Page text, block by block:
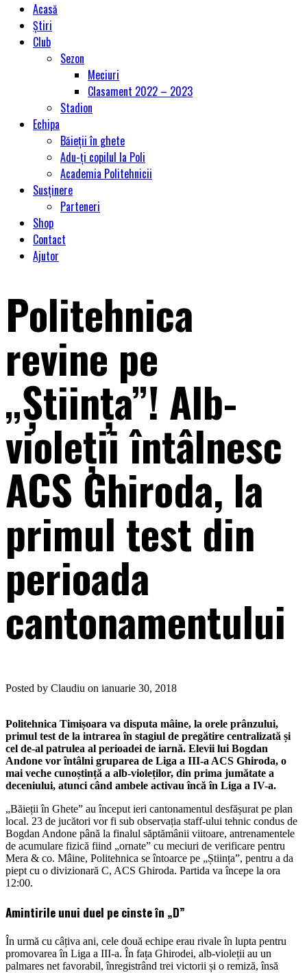
Acasă
Știri
Club
Sezon
Meciuri
Clasament 2022 – 2023
Stadion
Echipa
Băieții în ghete
Adu-ți copilul la Poli
Academia Politehnicii
Susținere
Parteneri
Shop
Contact
Ajutor
Politehnica
revine pe
„Știința”! Alb-
violeții întâlnesc
ACS Ghiroda, la
primul test din
perioada
cantonamentului
Posted by Claudiu on ianuarie 30, 2018
Politehnica Timișoara va disputa mâine, la orele prânzului,
primul test de la intrarea în stagiul de pregătire centralizată și
cel de-al patrulea al perioadei de iarnă. Elevii lui Bogdan
Andone vor întâlni gruparea de Liga a III-a ACS Ghiroda, o
mai veche cunoștință a alb-violeților, din prima jumătate a
deceniului, atunci când ambele activau încă în Liga a IV-a.
„Băieții în Ghete” au început ieri cantonamentul desfășurat pe plan
local. 23 de jucători vor fi sub observația staff-ului tehnic condus de
Bogdan Andone până la finalul săptămânii viitoare, antrenamentele
de acumulare fizică fiind „ornate” cu meciuri de verificare pentru
Mera & co. Mâine, Politehnica se întoarce pe „Știința”, pentru a da
piept cu o divizionară C, ACS Ghiroda. Partida va începe la ora
12:00.
Amintirile unui duel pe cinste în „D”
În urmă cu câțiva ani, cele două echipe erau rivale în lupta pentru
promovarea în Liga a III-a. În fața Ghirodei, alb-violeții au un
palmares net favorabil, înregistrând trei victorii și o remiză, însă